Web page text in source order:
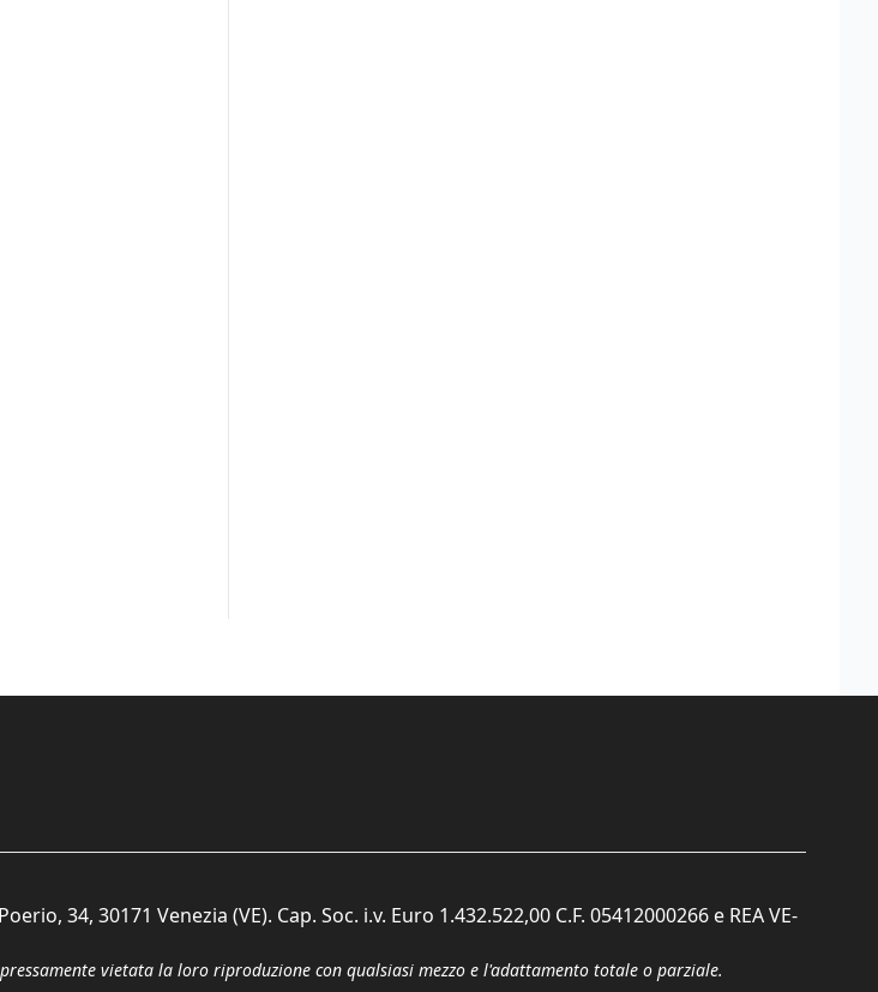
34, 30171 Venezia (VE). Cap. Soc. i.v. Euro 1.432.522,00 C.F. 05412000266 e REA VE-
vietata la loro riproduzione con qualsiasi mezzo e l'adattamento totale o parziale.